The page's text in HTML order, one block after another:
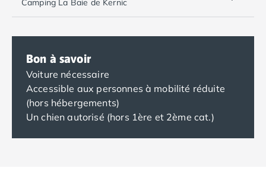
Camping La Baie de Kernic
Bon à savoir
Voiture nécessaire
Accessible aux personnes à mobilité réduite
(hors hébergements)
Un chien autorisé (hors 1ère et 2ème cat.)